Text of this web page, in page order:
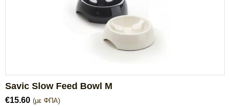
Savic Slow Feed Bowl M
€15.60 (με ΦΠΑ)